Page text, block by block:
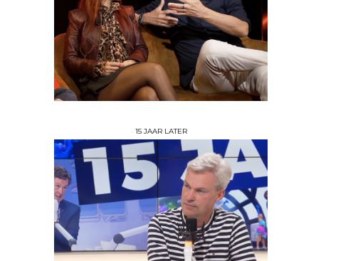
15 JAAR LATER